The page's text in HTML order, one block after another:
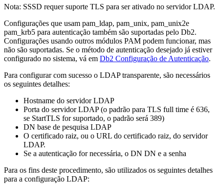
Nota: SSSD requer suporte TLS para ser ativado no servidor LDAP.
Configurações que usam pam_ldap, pam_unix, pam_unix2e
pam_krb5 para autenticação também são suportadas pelo Db2.
Configurações usando outros módulos PAM podem funcionar, mas
não são suportadas. Se o método de autenticação desejado já estiver
configurado no sistema, vá em Db2 Configuração de Autenticação.
Para configurar com sucesso o LDAP transparente, são necessários
os seguintes detalhes:
Hostname do servidor LDAP
Porta do servidor LDAP (o padrão para TLS full time é 636,
se StartTLS for suportado, o padrão será 389)
DN base de pesquisa LDAP
O certificado raiz, ou o URL do certificado raiz, do servidor
LDAP.
Se a autenticação for necessária, o DN DN e a senha
Para os fins deste procedimento, são utilizados os seguintes detalhes
para a configuração LDAP: